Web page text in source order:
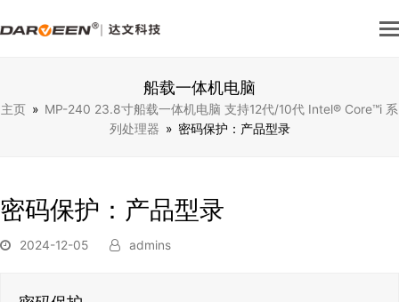
船载一体机电脑
主页 » MP-240 23.8寸船载一体机电脑 ⽀持12代/10代 Intel® Core™i 系
列处理器 » 密码保护：产品型录
密码保护：产品型录
2024-12-05 admins